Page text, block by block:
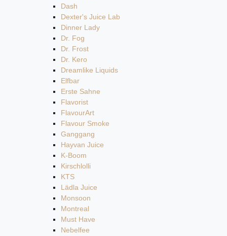
Dash
Dexter's Juice Lab
Dinner Lady
Dr. Fog
Dr. Frost
Dr. Kero
Dreamlike Liquids
Elfbar
Erste Sahne
Flavorist
FlavourArt
Flavour Smoke
Ganggang
Hayvan Juice
K-Boom
Kirschlolli
KTS
Lädla Juice
Monsoon
Montreal
Must Have
Nebelfee